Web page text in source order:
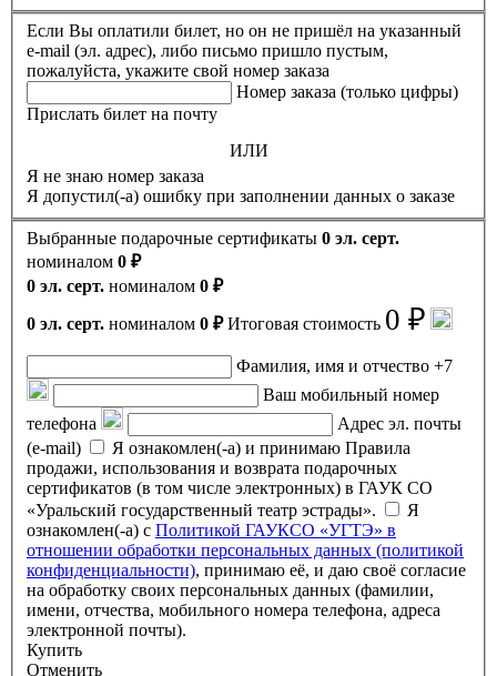
Если Вы оплатили билет, но он не пришёл на указанный
e-mail (эл. адрес), либо письмо пришло пустым,
пожалуйста, укажите свой номер заказа
Номер заказа (только цифры)
Прислать билет на почту
ИЛИ
Я не знаю номер заказа
Я допустил(-а) ошибку при заполнении данных о заказе
Выбранные подарочные сертификаты 0 эл. серт.
номиналом 0 ₽
0 эл. серт. номиналом 0 ₽
0 эл. серт. номиналом 0 ₽ Итоговая стоимость 0 ₽
Фамилия, имя и отчество +7
Ваш мобильный номер
телефона
Адрес эл. почты
(e-mail)
Я ознакомлен(-а) и принимаю Правила
продажи, использования и возврата подарочных
сертификатов (в том числе электронных) в ГАУК СО
«Уральский государственный театр эстрады».
Я
ознакомлен(-а) с Политикой ГАУКСО «УГТЭ» в
отношении обработки персональных данных (политикой
конфиденциальности), принимаю её, и даю своё согласие
на обработку своих персональных данных (фамилии,
имени, отчества, мобильного номера телефона, адреса
электронной почты).
Купить
Отменить